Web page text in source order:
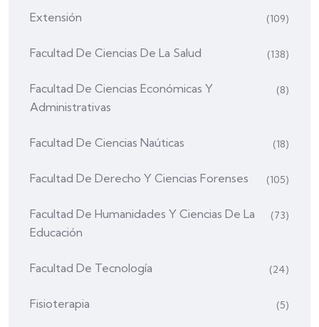
Extensión (109)
Facultad De Ciencias De La Salud (138)
Facultad De Ciencias Económicas Y
Administrativas
(8)
Facultad De Ciencias Naúticas (18)
Facultad De Derecho Y Ciencias Forenses (105)
Facultad De Humanidades Y Ciencias De La
Educación
(73)
Facultad De Tecnología (24)
Fisioterapia (5)